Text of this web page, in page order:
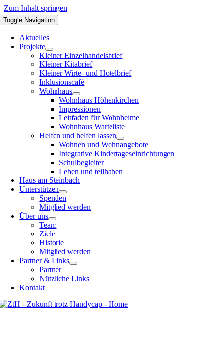
Zum Inhalt springen
Toggle Navigation
Aktuelles
Projekte
Kleiner Einzelhandelsbrief
Kleiner Kitabrief
Kleiner Wirte- und Hotelbrief
Inklusionscafé
Wohnhaus
Wohnhaus Höhenkirchen
Impressionen
Leitfaden für Wohnheime
Wohnhaus Warteliste
Helfen und helfen lassen
Wohnen und Wohnangebote
Integrative Kindertageseinrichtungen
Schulbegleiter
Leben und teilhaben
Haus am Steinbach
Unterstützen
Spenden
Mitglied werden
Über uns
Team
Ziele
Historie
Mitglied werden
Partner & Links
Partner
Nützliche Links
Kontakt